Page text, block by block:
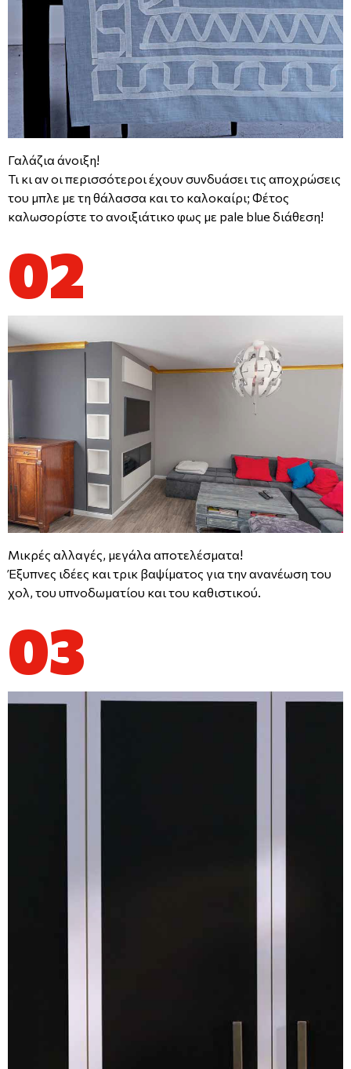
Γαλάζια άνοιξη!
Τι κι αν οι περισσότεροι έχουν συνδυάσει τις αποχρώσεις
του μπλε με τη θάλασσα και το καλοκαίρι; Φέτος
καλωσορίστε το ανοιξιάτικο φως με pale blue διάθεση!
02
Μικρές αλλαγές, μεγάλα αποτελέσματα!
Έξυπνες ιδέες και τρικ βαψίματος για την ανανέωση του
χολ, του υπνοδωματίου και του καθιστικού.
03